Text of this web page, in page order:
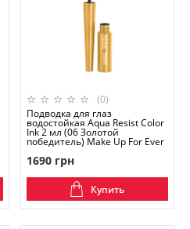
(0)
Подводка для глаз
водостойкая Aqua Resist Color
Ink 2 мл (06 Золотой
победитель) Make Up For Ever
1690 грн
Купить